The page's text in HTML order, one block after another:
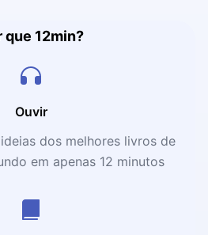
que 12min?
Ouvir
dos melhores livros de
em apenas 12 minutos